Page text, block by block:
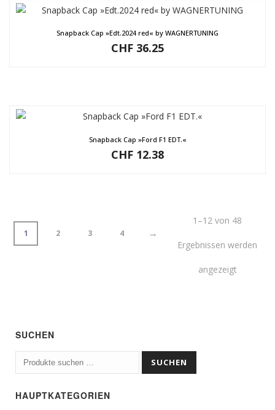
Snapback Cap »Edt.2024 red« by WAGNERTUNING
CHF 36.25
Snapback Cap »Ford F1 EDT.«
CHF 12.38
1 2 3 4 →
1–12 von 48
Ergebnissen werden
angezeigt
SUCHEN
Suchen
nach:
SUCHEN
HAUPTKATEGORIEN